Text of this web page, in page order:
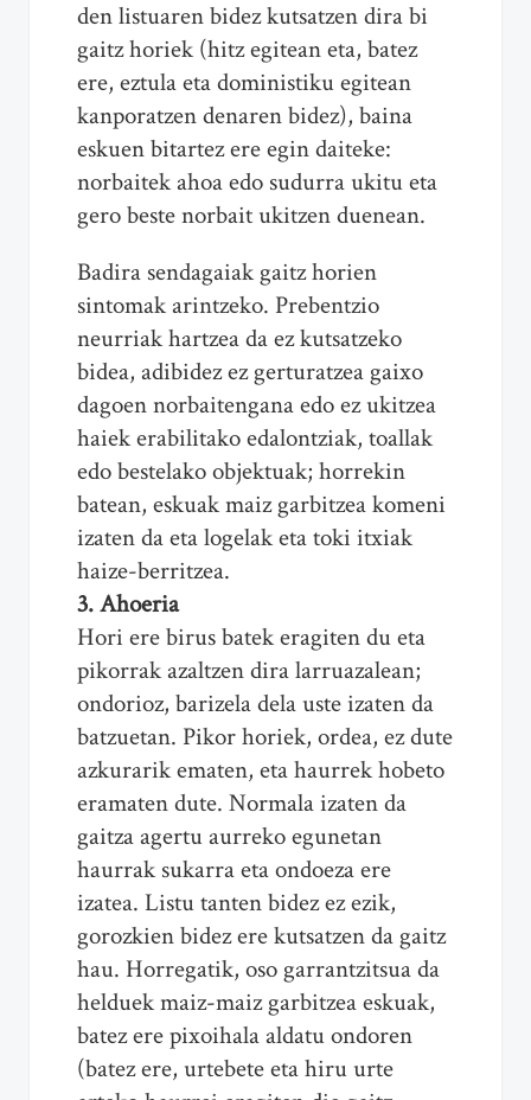
den listuaren bidez kutsatzen dira bi
gaitz horiek (hitz egitean eta, batez
ere, eztula eta doministiku egitean
kanporatzen denaren bidez), baina
eskuen bitartez ere egin daiteke:
norbaitek ahoa edo sudurra ukitu eta
gero beste norbait ukitzen duenean.
Badira sendagaiak gaitz horien
sintomak arintzeko. Prebentzio
neurriak hartzea da ez kutsatzeko
bidea, adibidez ez gerturatzea gaixo
dagoen norbaitengana edo ez ukitzea
haiek erabilitako edalontziak, toallak
edo bestelako objektuak; horrekin
batean, eskuak maiz garbitzea komeni
izaten da eta logelak eta toki itxiak
haize-berritzea.
3. Ahoeria
Hori ere birus batek eragiten du eta
pikorrak azaltzen dira larruazalean;
ondorioz, barizela dela uste izaten da
batzuetan. Pikor horiek, ordea, ez dute
azkurarik ematen, eta haurrek hobeto
eramaten dute. Normala izaten da
gaitza agertu aurreko egunetan
haurrak sukarra eta ondoeza ere
izatea. Listu tanten bidez ez ezik,
gorozkien bidez ere kutsatzen da gaitz
hau. Horregatik, oso garrantzitsua da
helduek maiz-maiz garbitzea eskuak,
batez ere pixoihala aldatu ondoren
(batez ere, urtebete eta hiru urte